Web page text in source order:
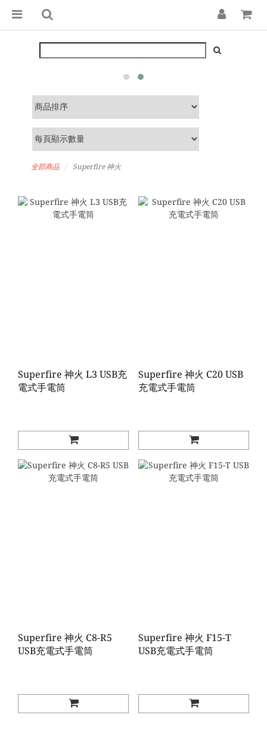
全部商品 Superfire 神火
Superfire 神火 L3 USB充
電式手電筒
Superfire 神火 C20 USB
充電式手電筒
Superfire 神火 C8-R5
USB充電式手電筒
Superfire 神火 F15-T
USB充電式手電筒